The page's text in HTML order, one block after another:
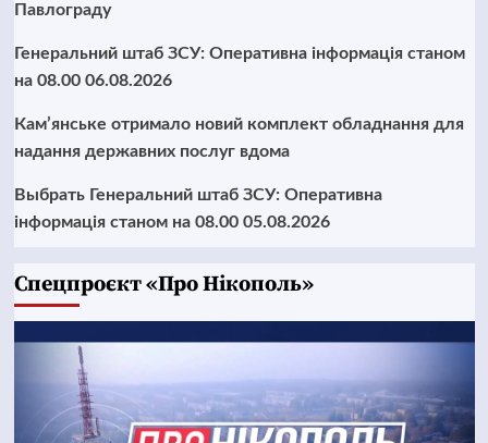
Павлограду
Генеральний штаб ЗСУ: Оперативна інформація станом
на 08.00 06.08.2026
Кам’янське отримало новий комплект обладнання для
надання державних послуг вдома
Выбрать Генеральний штаб ЗСУ: Оперативна
інформація станом на 08.00 05.08.2026
Cпецпроєкт «Про Нікополь»